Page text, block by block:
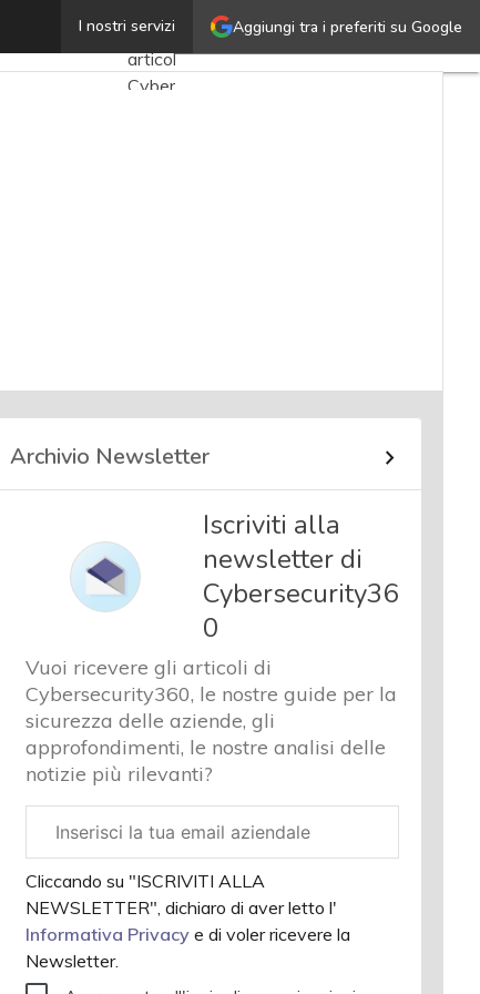
Aggiungi tra i preferiti su Google
I nostri servizi
Degani Ultimi
articoli
Cybersecurity
News,
attualità
sicurezza
e privacy
Chi
siamo
Archivio Newsletter
Iscriviti alla
newsletter di
Cybersecurity36
0
Vuoi ricevere gli articoli di
Cybersecurity360, le nostre guide per la
sicurezza delle aziende, gli
approfondimenti, le nostre analisi delle
notizie più rilevanti?
aziendale
Cliccando su "ISCRIVITI ALLA
NEWSLETTER", dichiaro di aver letto l'
Informativa Privacye di voler ricevere la
Newsletter.